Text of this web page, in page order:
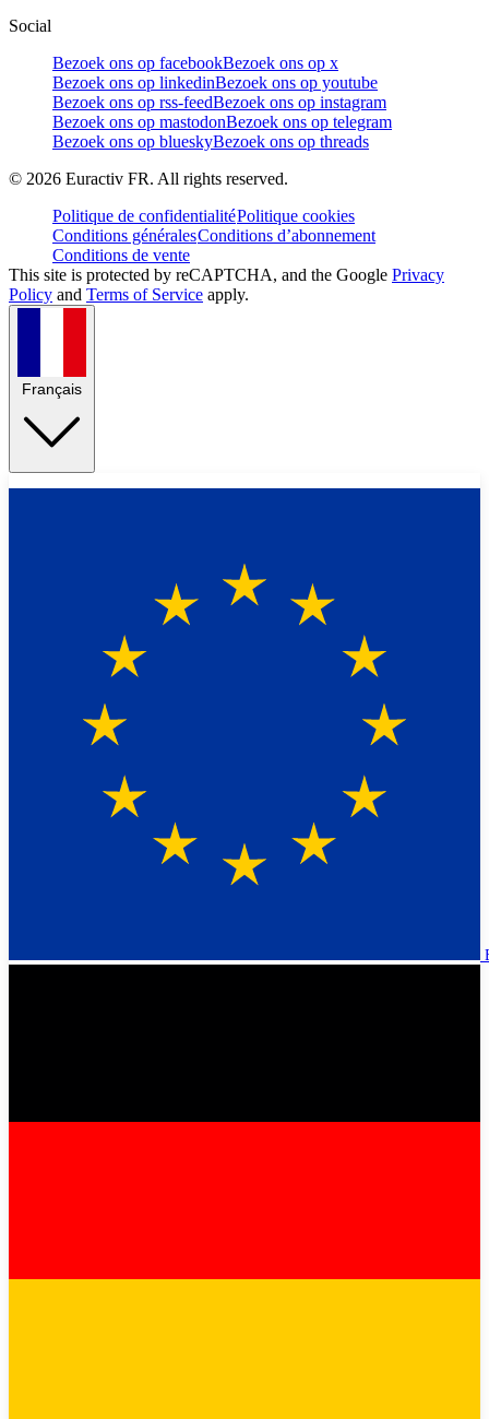
Social
Bezoek ons op facebookBezoek ons op x
Bezoek ons op linkedinBezoek ons op youtube
Bezoek ons op rss-feedBezoek ons op instagram
Bezoek ons op mastodonBezoek ons op telegram
Bezoek ons op blueskyBezoek ons op threads
© 2026 Euractiv FR. All rights reserved.
Politique de confidentialitéPolitique cookies
Conditions généralesConditions d’abonnement
Conditions de vente
This site is protected by reCAPTCHA, and the Google Privacy
Policy and Terms of Service apply.
Français